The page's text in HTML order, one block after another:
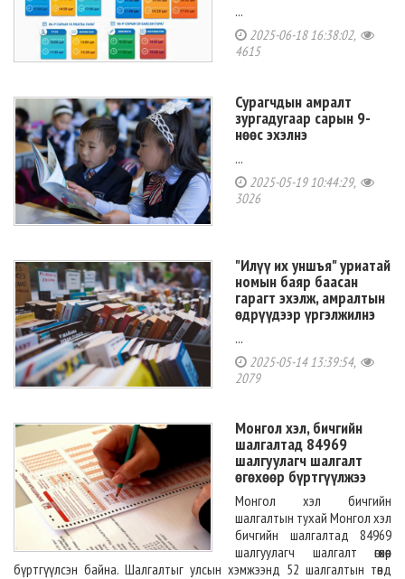
...
2025-06-18 16:38:02,
4615
Сурагчдын амралт
зургадугаар сарын 9-
нөөс эхэлнэ
...
2025-05-19 10:44:29,
3026
"Илүү их уншъя" уриатай
номын баяр баасан
гарагт эхэлж, амралтын
өдрүүдээр үргэлжилнэ
...
2025-05-14 13:39:54,
2079
Монгол хэл, бичгийн
шалгалтад 84969
шалгуулагч шалгалт
өгөхөөр бүртгүүлжээ
Монгол хэл бичгийн
шалгалтын тухай Монгол хэл
бичгийн шалгалтад 84969
шалгуулагч шалгалт өгөхөөр
бүртгүүлсэн байна. Шалгалтыг улсын хэмжээнд 52 шалгалтын төвд